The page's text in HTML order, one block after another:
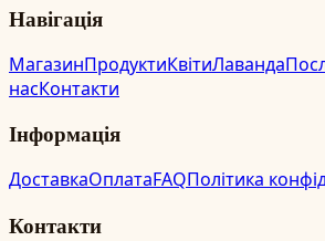
Навігація
МагазинПродуктиКвітиЛаванда
насКонтакти
Інформація
ДоставкаОплатаFAQПолітика
Контакти